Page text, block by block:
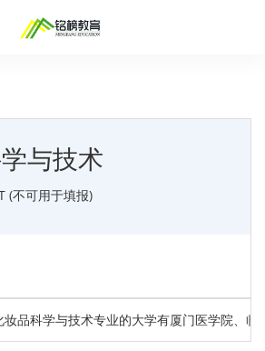
与技术
(不可用于填报)
妆品科学与技术专业的大学有厦门医学院、